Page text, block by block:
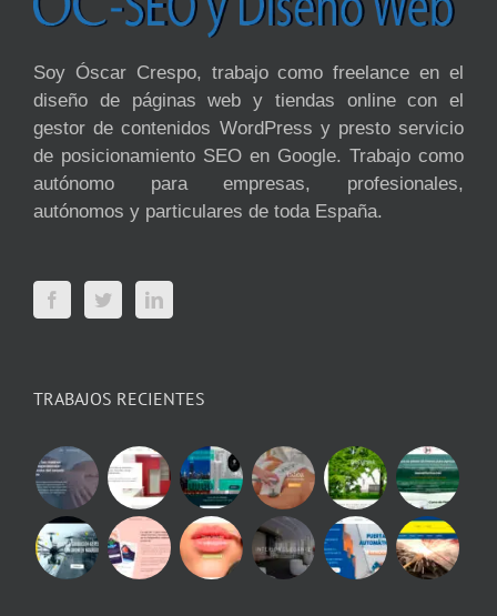
Soy Óscar Crespo, trabajo como freelance en el
diseño de páginas web y tiendas online con el
gestor de contenidos WordPress y presto servicio
de posicionamiento SEO en Google. Trabajo como
autónomo para empresas, profesionales,
autónomos y particulares de toda España.
TRABAJOS RECIENTES